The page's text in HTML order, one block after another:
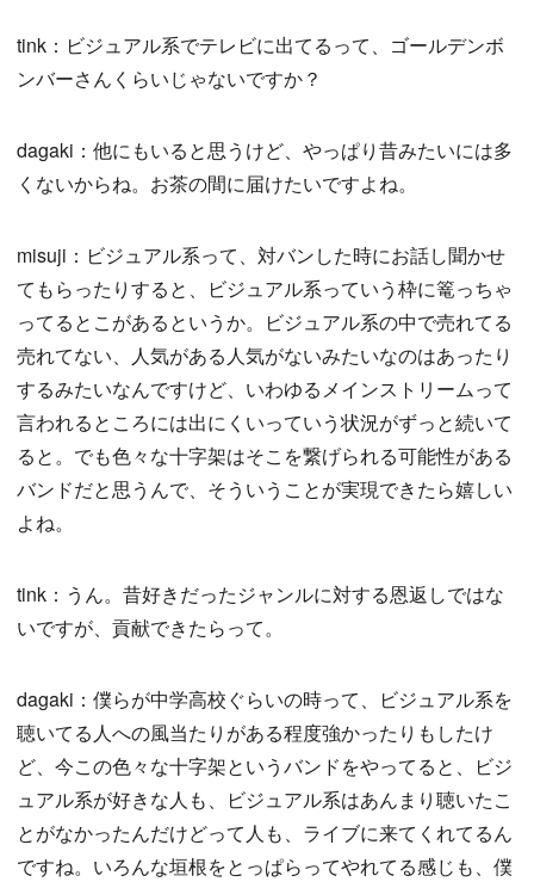
tink：ビジュアル系でテレビに出てるって、ゴールデンボ
ンバーさんくらいじゃないですか？
dagaki：他にもいると思うけど、やっぱり昔みたいには多
くないからね。お茶の間に届けたいですよね。
misuji：ビジュアル系って、対バンした時にお話し聞かせ
てもらったりすると、ビジュアル系っていう枠に篭っちゃ
ってるとこがあるというか。ビジュアル系の中で売れてる
売れてない、人気がある人気がないみたいなのはあったり
するみたいなんですけど、いわゆるメインストリームって
言われるところには出にくいっていう状況がずっと続いて
ると。でも色々な十字架はそこを繋げられる可能性がある
バンドだと思うんで、そういうことが実現できたら嬉しい
よね。
tink：うん。昔好きだったジャンルに対する恩返しではな
いですが、貢献できたらって。
dagaki：僕らが中学高校ぐらいの時って、ビジュアル系を
聴いてる人への風当たりがある程度強かったりもしたけ
ど、今この色々な十字架というバンドをやってると、ビジ
ュアル系が好きな人も、ビジュアル系はあんまり聴いたこ
とがなかったんだけどって人も、ライブに来てくれてるん
ですね。いろんな垣根をとっぱらってやれてる感じも、僕